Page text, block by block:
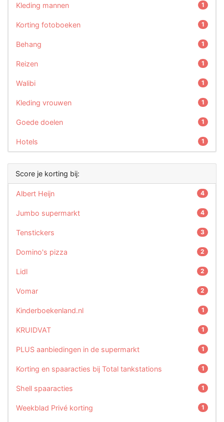
Kleding mannen 1
Korting fotoboeken 1
Behang 1
Reizen 1
Walibi 1
Kleding vrouwen 1
Goede doelen 1
Hotels 1
Score je korting bij:
Albert Heijn 4
Jumbo supermarkt 4
Tenstickers 3
Domino's pizza 2
Lidl 2
Vomar 2
Kinderboekenland.nl 1
KRUIDVAT 1
PLUS aanbiedingen in de supermarkt 1
Korting en spaaracties bij Total tankstations 1
Shell spaaracties 1
Weekblad Privé korting 1